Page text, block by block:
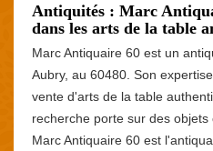
Antiquités : Marc
dans les arts de la table
Marc Antiquaire 60 est un
Aubry, au 60480. Son
vente d'arts de la table
recherche porte sur des
Marc Antiquaire 60 est